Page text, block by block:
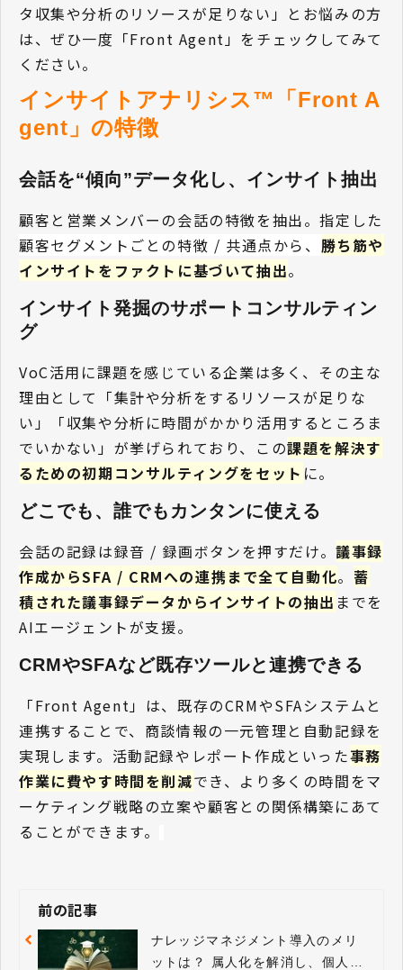
タ収集や分析のリソースが足りない」とお悩みの方
は、ぜひ一度「Front Agent」をチェックしてみて
ください。
インサイトアナリシス™「Front A
gent」の特徴
会話を“傾向”データ化し、インサイト抽出
顧客と営業メンバーの会話の特徴を抽出。指定した
顧客セグメントごとの特徴 / 共通点から、 勝ち筋や
インサイトをファクトに基づいて抽出。
インサイト発掘のサポートコンサルティン
グ
VoC活用に課題を感じている企業は多く、その主な
理由として「集計や分析をするリソースが足りな
い」「収集や分析に時間がかかり活用するところま
でいかない」が挙げられており、この課題を解決す
るための初期コンサルティングをセット に。
どこでも、誰でもカンタンに使える
会話の記録は録音 / 録画ボタンを押すだけ。議事録
作成からSFA / CRMへの連携まで全て自動化。 蓄
積された議事録データからインサイトの抽出 までを
AIエージェントが支援。
CRMやSFAなど既存ツールと連携できる
「Front Agent」は、既存のCRMやSFAシステムと
連携することで、商談情報の一元管理と自動記録を
実現します。活動記録やレポート作成といった事務
作業に費やす時間を削減でき、より多くの時間をマ
ーケティング戦略の立案や顧客との関係構築にあて
ることができます。
前の記事
ナレッジマネジメント導入のメリ
ットは？ 属人化を解消し、個人の